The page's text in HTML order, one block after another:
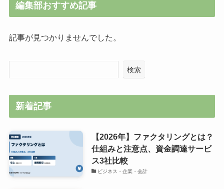
編集部おすすめ記事
記事が見つかりませんでした。
検索
新着記事
【2026年】ファクタリングとは？
仕組みと注意点、資金調達サービ
ス3社比較
ビジネス・企業・会計